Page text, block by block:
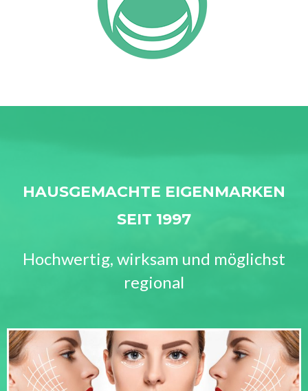
HAUSGEMACHTE EIGENMARKEN
SEIT 1997
Hochwertig, wirksam und möglichst
regional